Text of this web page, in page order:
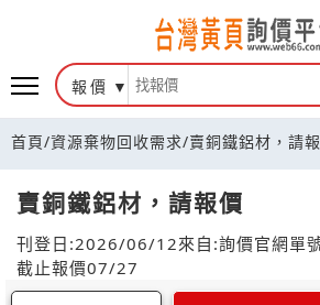
報價
首頁/資源棄物回收需求/賣銅鐵鋁材，請
賣銅鐵鋁材，請報價
刊登日:2026/06/12來自:詢價官網單
截止報價07/27